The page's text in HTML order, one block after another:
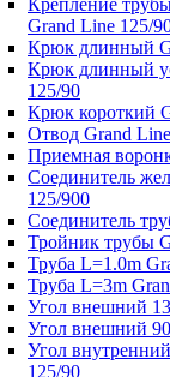
Крепление
Grand Line 125/
Крюк длинный
Крюк длинный
125/90
Крюк короткий
Отвод Grand
Приемная
Соединитель
125/900
Соединитель
Тройник трубы
Труба L=1.0m
Труба L=3m
Угол внешний
Угол внешний
Угол
125/90